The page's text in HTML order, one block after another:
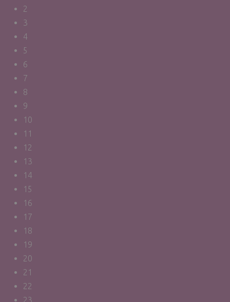
2
3
4
5
6
7
8
9
10
11
12
13
14
15
16
17
18
19
20
21
22
23